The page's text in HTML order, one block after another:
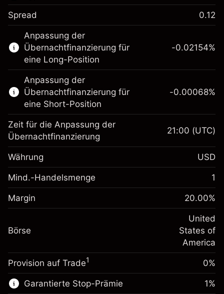
Dieser Finanzmarkt steht für das CFD-
Trading zur Verfügung.
Erfahren Sie mehr über:
CFDs
Spread 0.12
Anpassung der
Übernachtfinanzierung für
eine Long-Position
Margin. Ihre Investition
$1,000.00
Anpassung der
Übernachtfinanzierung
fremdfinanzierten
(-$1.08)
~$5,000.00
Zur Plattform
-0.02154%
Anpassung der
Übernachtfinanzierung für
eine Short-Position
Margin. Ihre Investition
$1,000.00
Anpassung der
-0.000682
%
(-$0.03)
Positionsgröße mit Hebelwirkung
~$5,000.00
Geld aus Hebelwirkung ~
-0.00068%
Zeit für die Anpassung der
Übernachtfinanzierung
21:00 (UTC)
Währung USD
Mind.-Handelsmenge 1
Margin 20.00%
Börse
United
States of
America
Provision auf Trade1 0%
Garantierte Stop-Prämie 1%